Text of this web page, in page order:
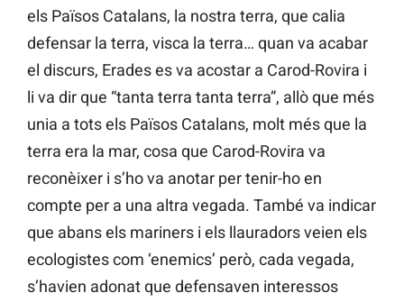
els Països Catalans, la nostra terra, que calia
defensar la terra, visca la terra… quan va acabar
el discurs, Erades es va acostar a Carod-Rovira i
li va dir que “tanta terra tanta terra”, allò que més
unia a tots els Països Catalans, molt més que la
terra era la mar, cosa que Carod-Rovira va
reconèixer i s’ho va anotar per tenir-ho en
compte per a una altra vegada. També va indicar
que abans els mariners i els llauradors veien els
ecologistes com ‘enemics’ però, cada vegada,
s’havien adonat que defensaven interessos